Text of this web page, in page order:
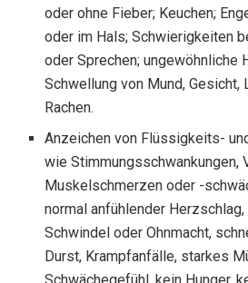
oder ohne Fieber; Keuchen;
oder im Hals; Schwierigkeiten
oder Sprechen; ungewöhnliche
Schwellung von Mund, Gesicht,
Rachen.
Anzeichen von Flüssigkeits-
wie Stimmungsschwankungen,
Muskelschmerzen oder -
normal anfühlender
Schwindel oder Ohnmacht,
Durst, Krampfanfälle, starkes